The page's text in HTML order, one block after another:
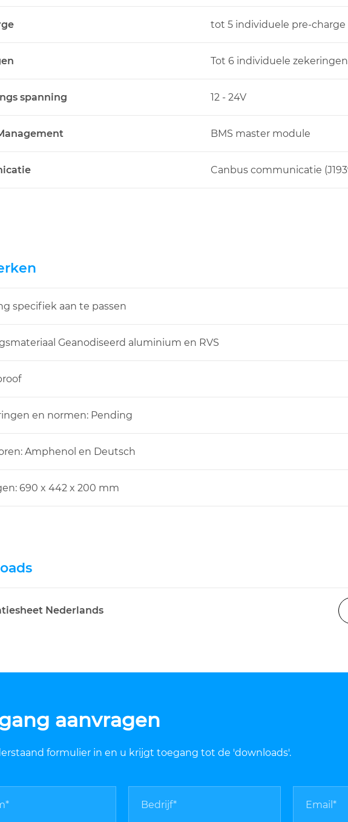
tot 5 individuele pre-charge
Tot 6 individuele zekeringen
spanning 12 - 24V
BMS master module
Canbus communicatie
specifiek aan te passen
Geanodiseerd aluminium en RVS
en normen: Pending
Amphenol en Deutsch
690 x 442 x 200 mm
Nederlands
aanvragen
formulier in en u krijgt toegang tot de 'downloads'.